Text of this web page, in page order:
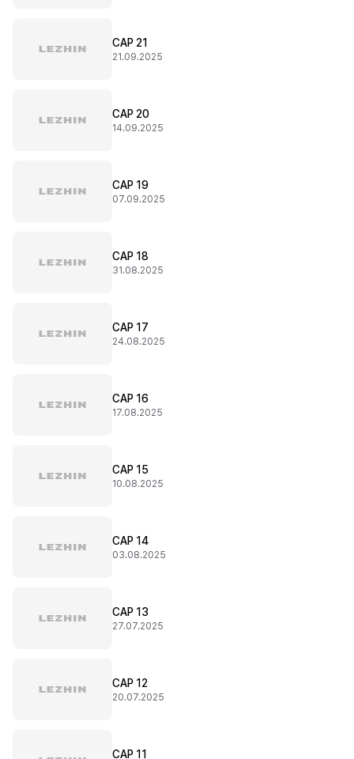
CAP 21
21.09.2025
CAP 20
14.09.2025
CAP 19
07.09.2025
CAP 18
31.08.2025
CAP 17
24.08.2025
CAP 16
17.08.2025
CAP 15
10.08.2025
CAP 14
03.08.2025
CAP 13
27.07.2025
CAP 12
20.07.2025
CAP 11